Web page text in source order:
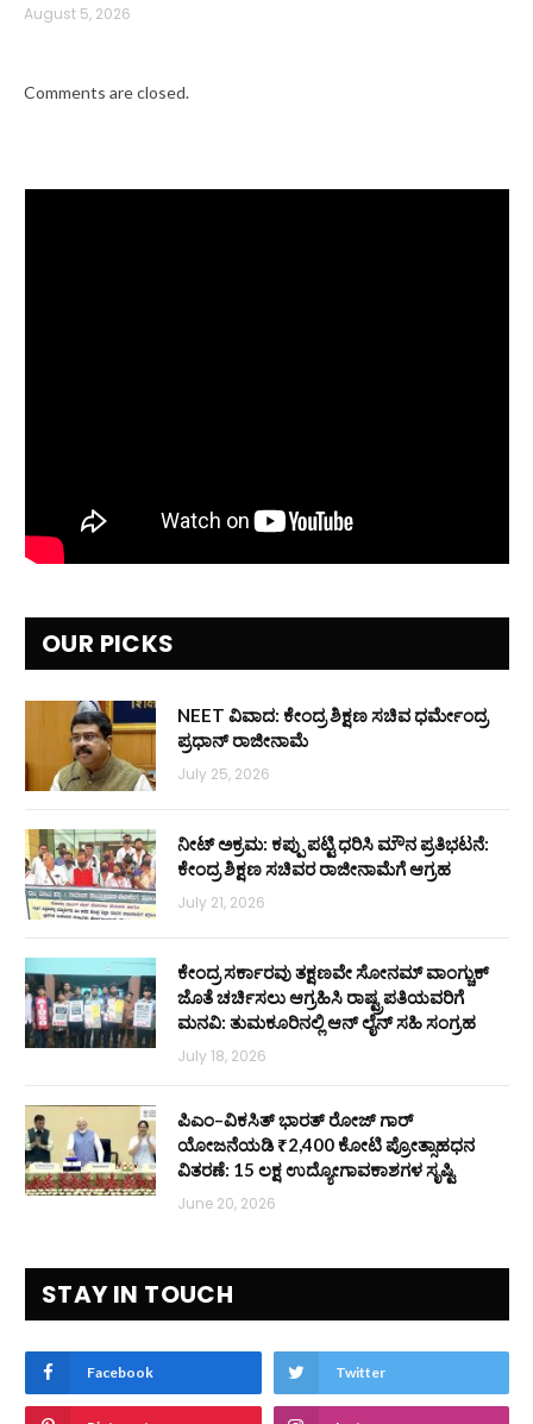
August 5, 2026
Comments are closed.
OUR PICKS
NEET ವಿವಾದ: ಕೇಂದ್ರ ಶಿಕ್ಷಣ ಸಚಿವ ಧರ್ಮೇಂದ್ರ
ಪ್ರಧಾನ್ ರಾಜೀನಾಮೆ
July 25, 2026
ನೀಟ್ ಅಕ್ರಮ: ಕಪ್ಪು ಪಟ್ಟಿ ಧರಿಸಿ ಮೌನ ಪ್ರತಿಭಟನೆ:
ಕೇಂದ್ರ ಶಿಕ್ಷಣ ಸಚಿವರ ರಾಜೀನಾಮೆಗೆ ಆಗ್ರಹ
July 21, 2026
ಕೇಂದ್ರ ಸರ್ಕಾರವು ತಕ್ಷಣವೇ ಸೋನಮ್ ವಾಂಗ್ಚುಕ್
ಜೊತೆ ಚರ್ಚಿಸಲು ಆಗ್ರಹಿಸಿ ರಾಷ್ಟ್ರಪತಿಯವರಿಗೆ
ಮನವಿ: ತುಮಕೂರಿನಲ್ಲಿ ಆನ್‌ ಲೈನ್ ಸಹಿ ಸಂಗ್ರಹ
July 18, 2026
ಪಿಎಂ–ವಿಕಸಿತ್ ಭಾರತ್ ರೋಜ್‌ ಗಾರ್
ಯೋಜನೆಯಡಿ ₹2,400 ಕೋಟಿ ಪ್ರೋತ್ಸಾಹಧನ
ವಿತರಣೆ: 15 ಲಕ್ಷ ಉದ್ಯೋಗಾವಕಾಶಗಳ ಸೃಷ್ಟಿ
June 20, 2026
STAY IN TOUCH
Facebook Twitter